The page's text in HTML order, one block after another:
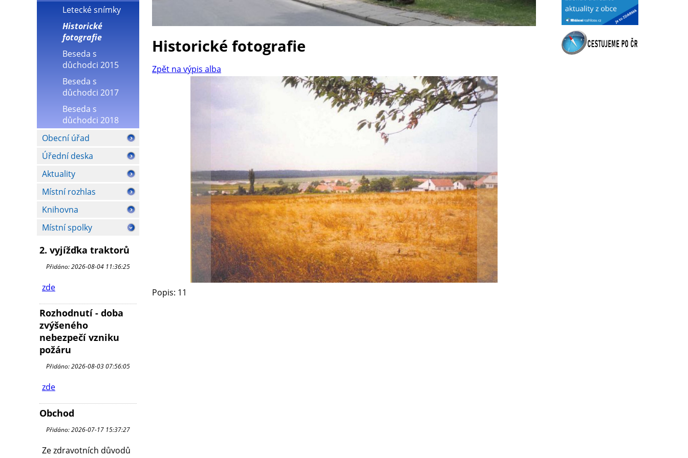
Letecké snímky
Historické
fotografie
Beseda s
důchodci 2015
Beseda s
důchodci 2017
Beseda s
důchodci 2018
Obecní úřad
Úřední deska
Aktuality
Místní rozhlas
Knihovna
Místní spolky
2. vyjížďka traktorů
Přidáno: 2026-08-04 11:36:25
zde
Rozhodnutí - doba
zvýšeného
nebezpečí vzniku
požáru
Přidáno: 2026-08-03 07:56:05
zde
Obchod
Přidáno: 2026-07-17 15:37:27
Ze zdravotních důvodů
Historické fotografie
Zpět na výpis alba
Popis: 11